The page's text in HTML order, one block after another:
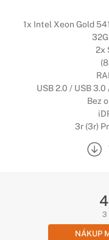
1x Intel Xeon Gold
2x
USB 2.0 / USB 3.0
Bez
3r (3r)
3
NÁKUP